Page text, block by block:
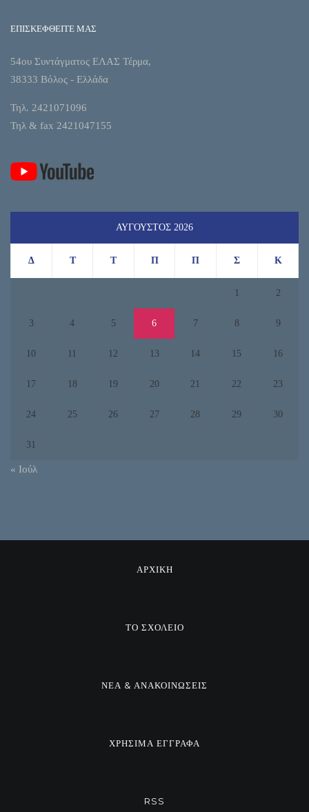
ΕΠΙΣΚΕΦΘΕΙΤΕ ΜΑΣ
54ου Συντάγματος ΕΛΑΣ Τέρμα,
38333 Βόλος - Ελλάδα
Τηλ. 2421071096
Τηλ & fax 2421047155
ΑΎΓΟΥΣΤΟΣ 2026
Δ Τ Τ Π Π Σ Κ
1 2
3 4 5 6 7 8 9
10 11 12 13 14 15 16
17 18 19 20 21 22 23
24 25 26 27 28 29 30
31
« Ιούλ
ΑΡΧΙΚΗ
ΤΟ ΣΧΟΛΕΙΟ
ΝΕΑ & ΑΝΑΚΟΙΝΩΣΕΙΣ
ΧΡΗΣΙΜΑ ΕΓΓΡΑΦΑ
RSS